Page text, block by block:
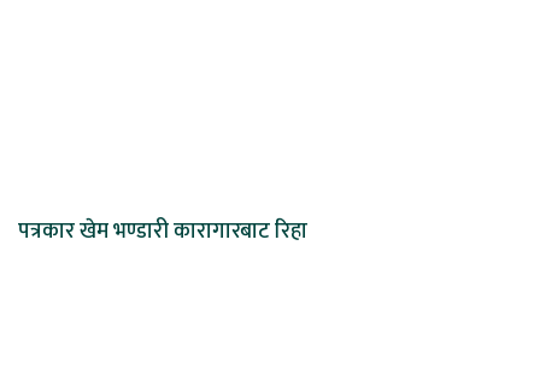
पत्रकार खेम भण्डारी कारागारबाट रिहा